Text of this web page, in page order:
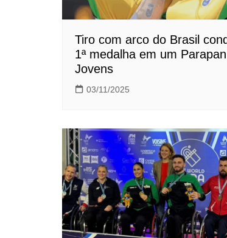
Tiro com arco do Brasil
1ª medalha em um
Jovens
03/11/2025